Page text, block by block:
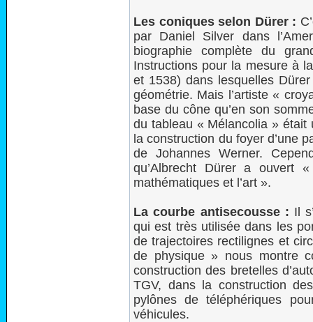
Les coniques selon Dürer :
par Daniel Silver dans
biographie complète du
Instructions pour la mesure à
et 1538) dans lesquelles
géométrie. Mais l’artiste «
base du cône qu’en son
du tableau « Mélancolia »
la construction du foyer d’une
de Johannes Werner.
qu’Albrecht Dürer a ouvert
mathématiques et l’art ».
La courbe antisecousse : Il
qui est très utilisée dans les
de trajectoires rectilignes et
de physique » nous montre
construction des bretelles
TGV, dans la construction
pylônes de téléphériques
véhicules.